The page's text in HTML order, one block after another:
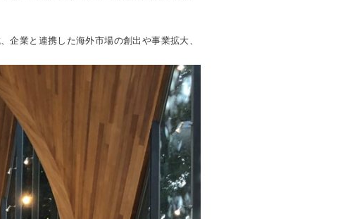
企業と連携した海外市場の創出や事業拡大、